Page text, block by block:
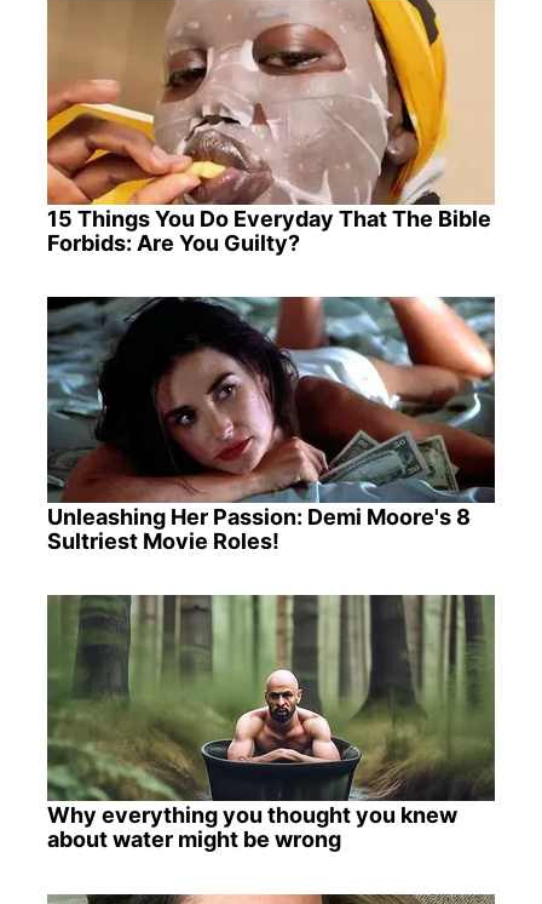
15 Things You Do Everyday That The Bible
Forbids: Are You Guilty?
Unleashing Her Passion: Demi Moore's 8
Sultriest Movie Roles!
Why everything you thought you knew
about water might be wrong